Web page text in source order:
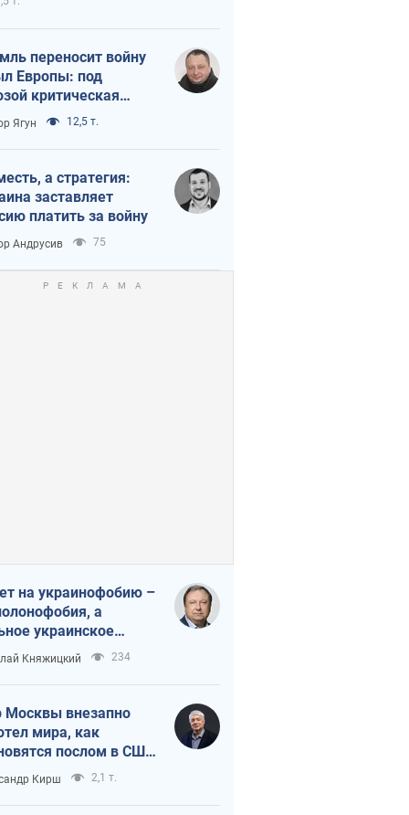
переносит войну
Европы: под
критическая
Ягун 12,5 т.
а стратегия:
заставляет
платить за войну
Андрусив 75
на украинофобию –
а
украинское
Княжицкий 234
Москвы внезапно
мира, как
послом в США
украинские топ-
Кирш 2,1 т.